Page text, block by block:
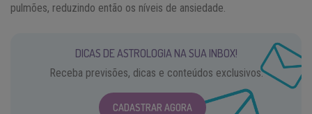
pulmões, reduzindo então os níveis de ansiedade.
DICAS DE ASTROLOGIA NA SUA INBOX!
Receba previsões, dicas e conteúdos exclusivos.
CADASTRAR AGORA